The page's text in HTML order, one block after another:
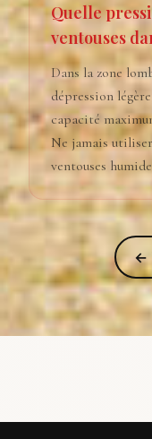
Quelle
ventouses
Dans la zone
dépression
capacité
Ne jamais
ventouses
←